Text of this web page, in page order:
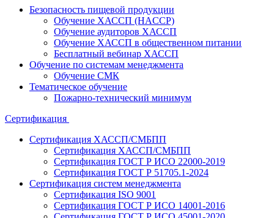
Безопасность пищевой продукции
Обучение ХАССП (HACCP)
Обучение аудиторов ХАССП
Обучение ХАССП в общественном питании
Бесплатный вебинар ХАССП
Обучение по системам менеджмента
Обучение СМК
Тематическое обучение
Пожарно-технический минимум
Сертификация
Сертификация ХАССП/СМБПП
Сертификация ХАССП/СМБПП
Сертификация ГОСТ Р ИСО 22000-2019
Сертификация ГОСТ Р 51705.1-2024
Сертификация систем менеджмента
Сертификация ISO 9001
Сертификация ГОСТ Р ИСО 14001-2016